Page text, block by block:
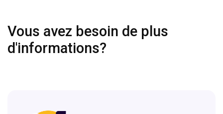
Vous avez besoin de plus
d'informations?